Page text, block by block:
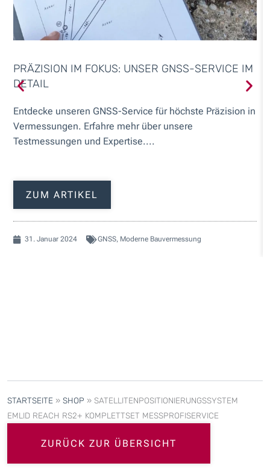
PRÄZISION IM FOKUS: UNSER GNSS-SERVICE IM
DETAIL
Entdecke unseren GNSS-Service für höchste Präzision in
Vermessungen. Erfahre mehr über unsere
Testmessungen und Expertise....
ZUM ARTIKEL
31. Januar 2024 GNSS, Moderne Bauvermessung
STARTSEITE » SHOP » SATELLITENPOSITIONIERUNGSSYSTEM
EMLID REACH RS2+ KOMPLETTSET MESSPROFISERVICE
ZURÜCK ZUR ÜBERSICHT